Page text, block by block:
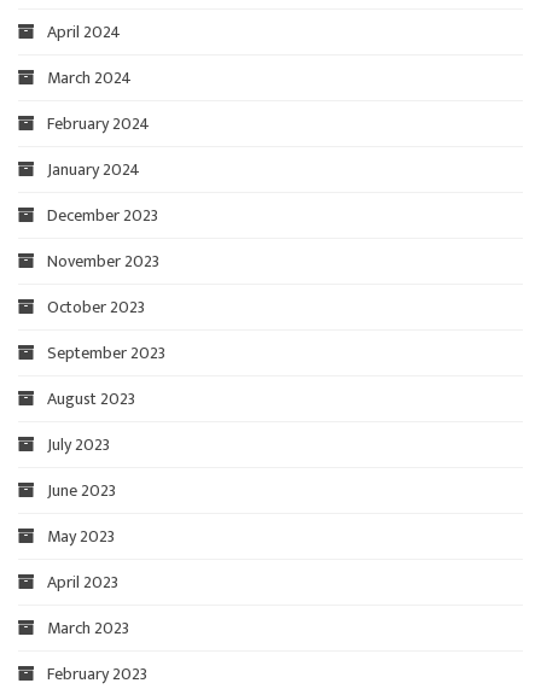
April 2024
March 2024
February 2024
January 2024
December 2023
November 2023
October 2023
September 2023
August 2023
July 2023
June 2023
May 2023
April 2023
March 2023
February 2023